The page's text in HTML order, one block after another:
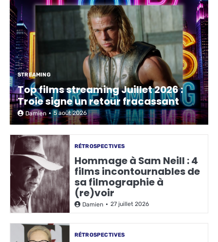
STREAMING
Top films streaming Juillet 2026 :
Troie signe un retour fracassant
Damien 5 août 2026
RÉTROSPECTIVES
Hommage à Sam Neill : 4
films incontournables de
sa filmographie à
(re)voir
Damien 27 juillet 2026
RÉTROSPECTIVES